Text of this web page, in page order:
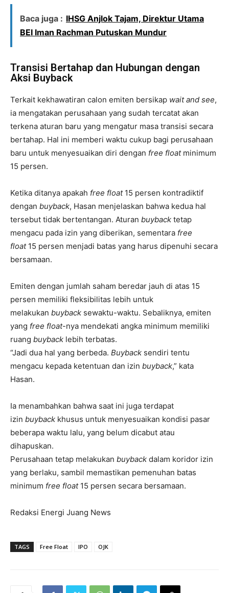
Baca juga : IHSG Anjlok Tajam, Direktur Utama
BEI Iman Rachman Putuskan Mundur
Transisi Bertahap dan Hubungan dengan
Aksi Buyback
Terkait kekhawatiran calon emiten bersikap wait and see,
ia mengatakan perusahaan yang sudah tercatat akan
terkena aturan baru yang mengatur masa transisi secara
bertahap. Hal ini memberi waktu cukup bagi perusahaan
baru untuk menyesuaikan diri dengan free float minimum
15 persen.
Ketika ditanya apakah free float 15 persen kontradiktif
dengan buyback, Hasan menjelaskan bahwa kedua hal
tersebut tidak bertentangan. Aturan buyback tetap
mengacu pada izin yang diberikan, sementara free
float 15 persen menjadi batas yang harus dipenuhi secara
bersamaan.
Emiten dengan jumlah saham beredar jauh di atas 15
persen memiliki fleksibilitas lebih untuk
melakukan buyback sewaktu-waktu. Sebaliknya, emiten
yang free float-nya mendekati angka minimum memiliki
ruang buyback lebih terbatas.
“Jadi dua hal yang berbeda. Buyback sendiri tentu
mengacu kepada ketentuan dan izin buyback,” kata
Hasan.
Ia menambahkan bahwa saat ini juga terdapat
izin buyback khusus untuk menyesuaikan kondisi pasar
beberapa waktu lalu, yang belum dicabut atau
dihapuskan.
Perusahaan tetap melakukan buyback dalam koridor izin
yang berlaku, sambil memastikan pemenuhan batas
minimum free float15 persen secara bersamaan.
Redaksi Energi Juang News
TAGS Free Float IPO OJK